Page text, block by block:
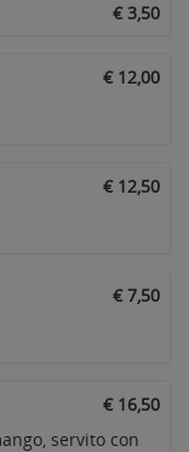
€ 3,50
€ 12,00
€ 12,50
€ 7,50
€ 16,50
servito con